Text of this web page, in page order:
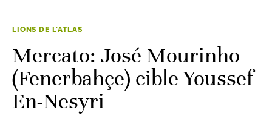
LIONS DE L'ATLAS
Mercato: José Mourinho
(Fenerbahçe) cible Youssef
En-Nesyri